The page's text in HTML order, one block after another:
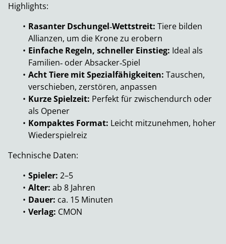
Highlights:
Rasanter Dschungel‑Wettstreit: Tiere bilden
Allianzen, um die Krone zu erobern
Einfache Regeln, schneller Einstieg: Ideal als
Familien‑ oder Absacker‑Spiel
Acht Tiere mit Spezialfähigkeiten: Tauschen,
verschieben, zerstören, anpassen
Kurze Spielzeit: Perfekt für zwischendurch oder
als Opener
Kompaktes Format: Leicht mitzunehmen, hoher
Wiederspielreiz
Technische Daten:
Spieler: 2–5
Alter: ab 8 Jahren
Dauer: ca. 15 Minuten
Verlag: CMON